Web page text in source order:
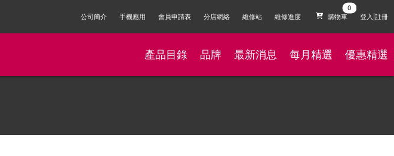
公司簡介 手機應用 會員申請表 分店網絡 維修站 維修進度 購物車 登入|註冊
產品目錄 品牌 最新消息 每月精選 優惠精選